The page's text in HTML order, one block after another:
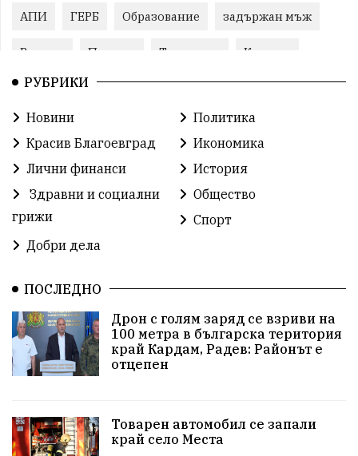
АПИ ГЕРБ Образование задържан мъж
Ремонт Пожари Традиции Култура
Илияна Йотова
Прокуратура Бойко Борисов
Методи Байкушев
Министерски съвет Избори Икономика
#Земеделие Красива България АМ Струма
Белица РСПБЗН
досъдебно производство Добро дело
РУБРИКИ
Новини
Политика
Красив Благоевград
Икономика
Лични финанси
История
Здравни и социални
грижи
Общество
Спорт
Добри дела
ПОСЛЕДНО
Дрон с голям заряд се взриви на
100 метра в българска територия
край Кардам, Радев: Районът е
отцепен
Товарен автомобил се запали
край село Места